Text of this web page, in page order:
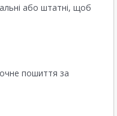
або штатні, щоб
пошиття за